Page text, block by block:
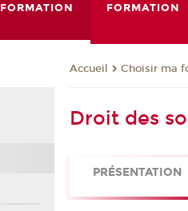
FORMATION
FORMATION
Accueil Choisir ma
Droit des
PRÉSENTATION